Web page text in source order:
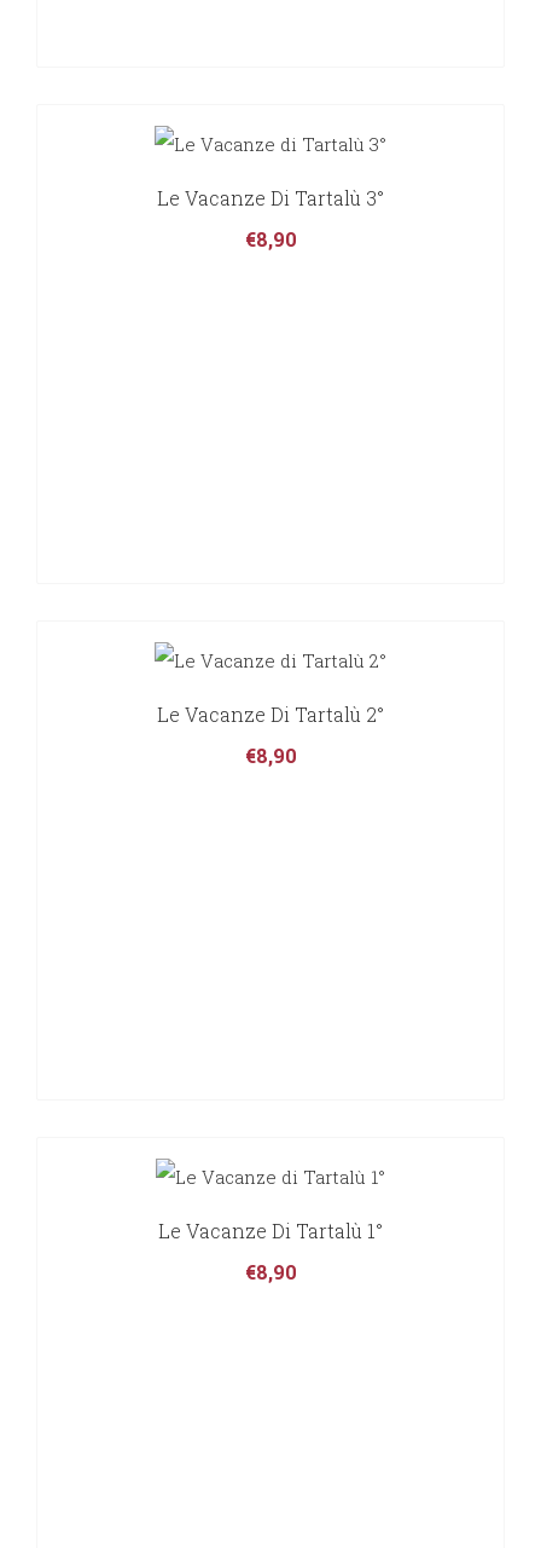
Le Vacanze Di Tartalù 3°
€8,90
Le Vacanze Di Tartalù 2°
€8,90
Le Vacanze Di Tartalù 1°
€8,90